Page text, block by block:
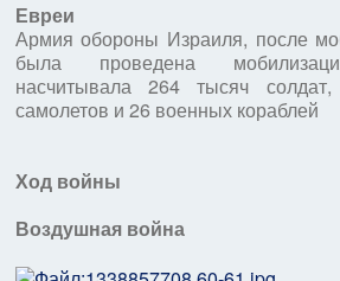
Евреи
Армия обороны Израиля, после
была проведена
насчитывала 264 тысяч
самолетов и 26 военных кораблей
Ход войны
Воздушная война